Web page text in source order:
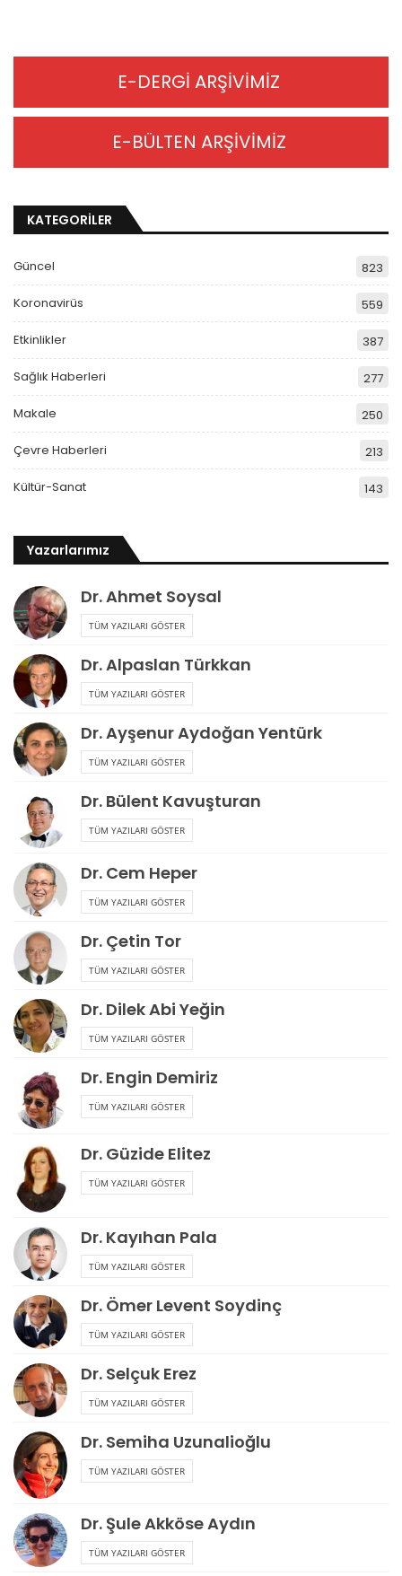
E-DERGİ ARŞİVİMİZ
E-BÜLTEN ARŞİVİMİZ
KATEGORİLER
Güncel 823
Koronavirüs 559
Etkinlikler 387
Sağlık Haberleri 277
Makale 250
Çevre Haberleri 213
Kültür-Sanat 143
Yazarlarımız
Dr. Ahmet Soysal
TÜM YAZILARI GÖSTER
Dr. Alpaslan Türkkan
TÜM YAZILARI GÖSTER
Dr. Ayşenur Aydoğan Yentürk
TÜM YAZILARI GÖSTER
Dr. Bülent Kavuşturan
TÜM YAZILARI GÖSTER
Dr. Cem Heper
TÜM YAZILARI GÖSTER
Dr. Çetin Tor
TÜM YAZILARI GÖSTER
Dr. Dilek Abi Yeğin
TÜM YAZILARI GÖSTER
Dr. Engin Demiriz
TÜM YAZILARI GÖSTER
Dr. Güzide Elitez
TÜM YAZILARI GÖSTER
Dr. Kayıhan Pala
TÜM YAZILARI GÖSTER
Dr. Ömer Levent Soydinç
TÜM YAZILARI GÖSTER
Dr. Selçuk Erez
TÜM YAZILARI GÖSTER
Dr. Semiha Uzunalioğlu
TÜM YAZILARI GÖSTER
Dr. Şule Akköse Aydın
TÜM YAZILARI GÖSTER